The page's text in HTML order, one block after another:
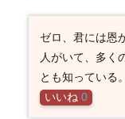
ゼロ、君には恩
人がいて、多く
とも知っている
いいね 0